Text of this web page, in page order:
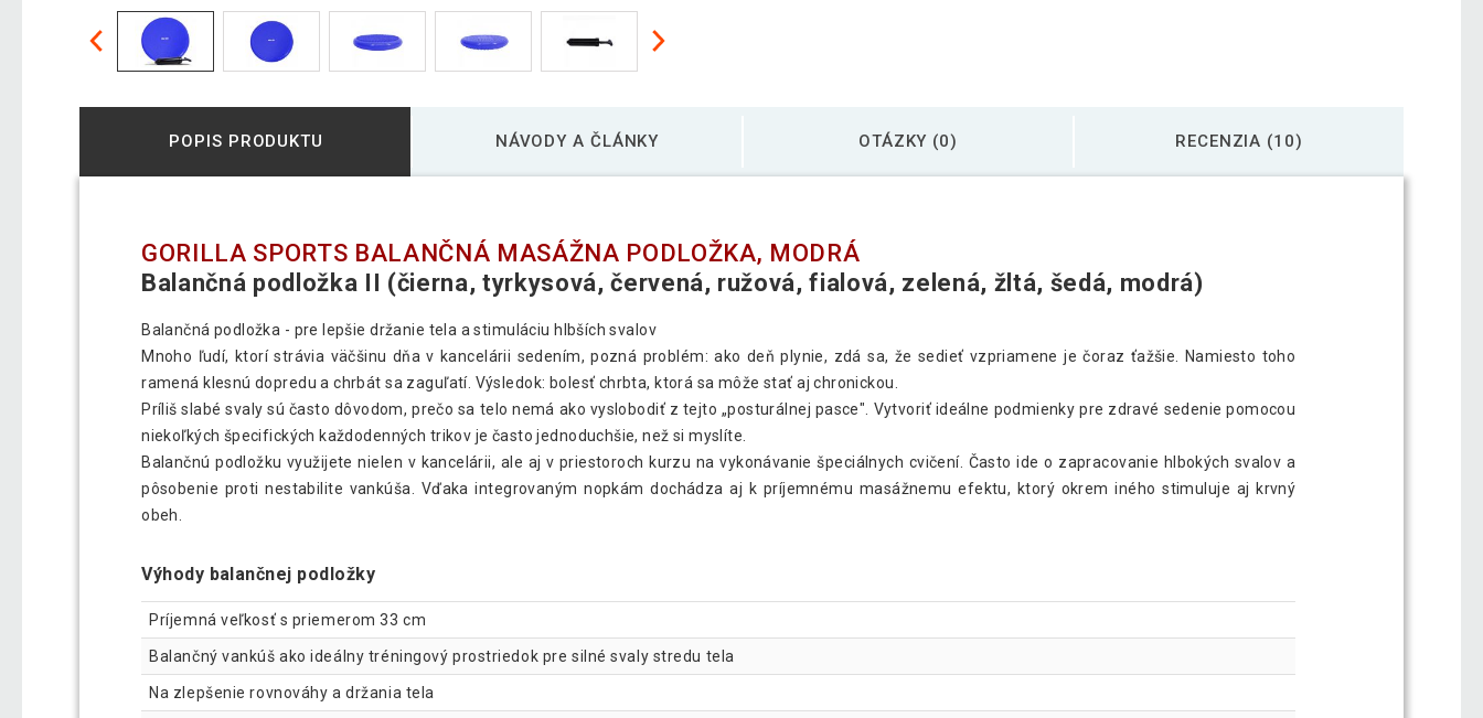
POPIS PRODUKTU NÁVODY A ČLÁNKY OTÁZKY (0) RECENZIA (10)
GORILLA SPORTS BALANČNÁ MASÁŽNA PODLOŽKA, MODRÁ
Balančná podložka II (čierna, tyrkysová, červená, ružová, fialová, zelená, žltá, šedá, modrá)
Balančná podložka - pre lepšie držanie tela a stimuláciu hlbších svalov
Mnoho ľudí, ktorí strávia väčšinu dňa v kancelárii sedením, pozná problém: ako deň plynie, zdá sa, že sedieť vzpriamene je čoraz ťažšie. Namiesto toho
ramená klesnú dopredu a chrbát sa zaguľatí. Výsledok: bolesť chrbta, ktorá sa môže stať aj chronickou.
Príliš slabé svaly sú často dôvodom, prečo sa telo nemá ako vyslobodiť z tejto „posturálnej pasce". Vytvoriť ideálne podmienky pre zdravé sedenie pomocou
niekoľkých špecifických každodenných trikov je často jednoduchšie, než si myslíte.
Balančnú podložku využijete nielen v kancelárii, ale aj v priestoroch kurzu na vykonávanie špeciálnych cvičení. Často ide o zapracovanie hlbokých svalov a
pôsobenie proti nestabilite vankúša. Vďaka integrovaným nopkám dochádza aj k príjemnému masážnemu efektu, ktorý okrem iného stimuluje aj krvný
obeh.
Výhody balančnej podložky
Príjemná veľkosť s priemerom 33 cm
Balančný vankúš ako ideálny tréningový prostriedok pre silné svaly stredu tela
Na zlepšenie rovnováhy a držania tela